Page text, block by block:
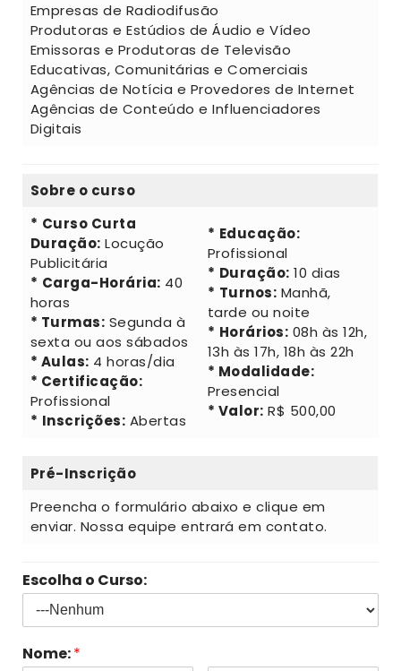
Empresas de Radiodifusão
Produtoras e Estúdios de Áudio e Vídeo
Emissoras e Produtoras de Televisão
Educativas, Comunitárias e Comerciais
Agências de Notícia e Provedores de Internet
Agências de Conteúdo e Influenciadores
Digitais
Sobre o curso
* Curso Curta
Duração: Locução
Publicitária
* Carga-Horária: 40
horas
* Turmas: Segunda à
sexta ou aos sábados
* Aulas: 4 horas/dia
* Certificação:
Profissional
* Inscrições: Abertas
* Educação:
Profissional
* Duração: 10 dias
* Turnos: Manhã,
tarde ou noite
* Horários: 08h às 12h,
13h às 17h, 18h às 22h
* Modalidade:
Presencial
* Valor: R$ 500,00
Pré-Inscrição
Preencha o formulário abaixo e clique em
enviar. Nossa equipe entrará em contato.
Escolha o Curso:
Nome:*